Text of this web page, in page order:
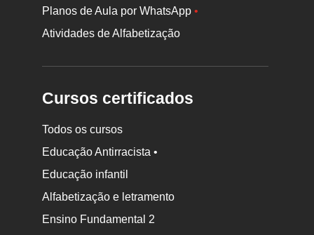
Planos de Aula por WhatsApp•
Atividades de Alfabetização
Cursos certificados
Todos os cursos
Educação Antirracista •
Educação infantil
Alfabetização e letramento
Ensino Fundamental 2